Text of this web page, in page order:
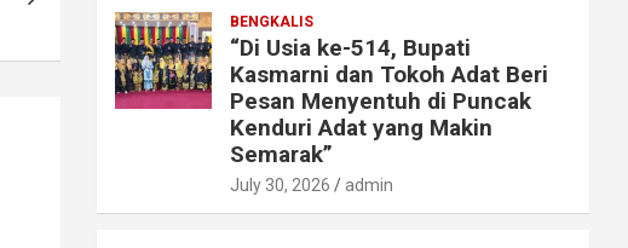
BENGKALIS
“Di Usia ke-514, Bupati
Kasmarni dan Tokoh Adat Beri
Pesan Menyentuh di Puncak
Kenduri Adat yang Makin
Semarak”
July 30, 2026 admin